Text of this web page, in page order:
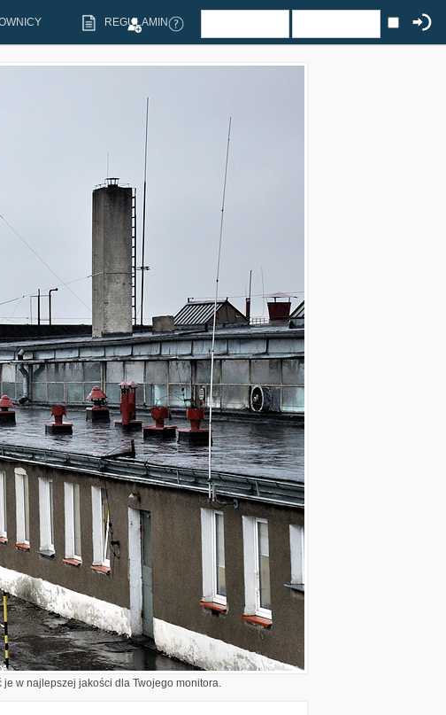
REGULAMIN
w najlepszej jakości dla Twojego monitora.